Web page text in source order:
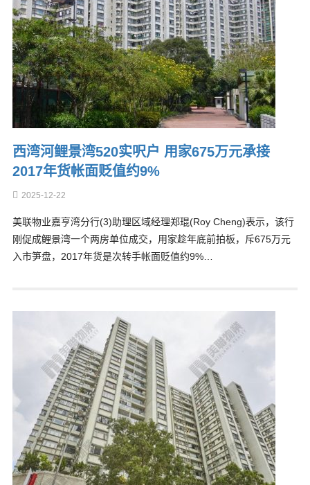
西湾河鲤景湾520实呎户 用家675万元承接
2017年货帐面贬值约9%
2025-12-22
美联物业嘉亨湾分行(3)助理区域经理郑琨(Roy Cheng)表示，该行
刚促成鲤景湾一个两房单位成交，用家趁年底前拍板，斥675万元
入市笋盘，2017年货是次转手帐面贬值约9%…